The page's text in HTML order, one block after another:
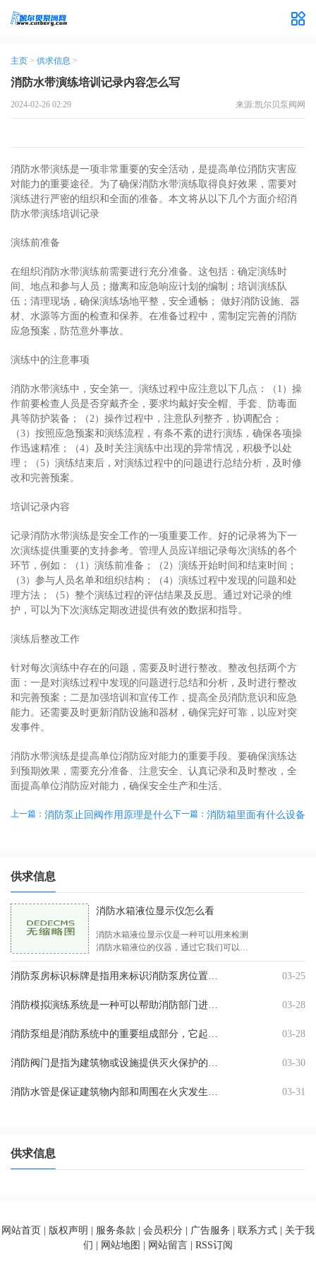
主页 > 供求信息 >
消防水带演练培训记录内容怎么写
2024-02-26 02:29 来源:凯尔贝泵阀网
消防水带演练是一项非常重要的安全活动，是提高单位消防灾害应
对能力的重要途径。为了确保消防水带演练取得良好效果，需要对
演练进行严密的组织和全面的准备。本文将从以下几个方面介绍消
防水带演练培训记录
演练前准备
在组织消防水带演练前需要进行充分准备。这包括：确定演练时
间、地点和参与人员；撤离和应急响应计划的编制；培训演练队
伍；清理现场，确保演练场地平整，安全通畅； 做好消防设施、器
材、水源等方面的检查和保养。在准备过程中，需制定完善的消防
应急预案，防范意外事故。
演练中的注意事项
消防水带演练中，安全第一。演练过程中应注意以下几点：（1）操
作前要检查人员是否穿戴齐全，要求均戴好安全帽、手套、防毒面
具等防护装备；（2）操作过程中，注意队列整齐，协调配合；
（3）按照应急预案和演练流程，有条不紊的进行演练，确保各项操
作迅速精准；（4）及时关注演练中出现的异常情况，积极予以处
理；（5）演练结束后，对演练过程中的问题进行总结分析，及时修
改和完善预案。
培训记录内容
记录消防水带演练是安全工作的一项重要工作。好的记录将为下一
次演练提供重要的支持参考。管理人员应详细记录每次演练的各个
环节，例如：（1）演练前准备；（2）演练开始时间和结束时间；
（3）参与人员名单和组织结构；（4）演练过程中发现的问题和处
理方法；（5）整个演练过程的评估结果及反思。通过对记录的维
护，可以为下次演练定期改进提供有效的数据和指导。
演练后整改工作
针对每次演练中存在的问题，需要及时进行整改。整改包括两个方
面：一是对演练过程中发现的问题进行总结和分析，及时进行整改
和完善预案；二是加强培训和宣传工作，提高全员消防意识和应急
能力。还需要及时更新消防设施和器材，确保完好可靠，以应对突
发事件。
消防水带演练是提高单位消防应对能力的重要手段。要确保演练达
到预期效果，需要充分准备、注意安全、认真记录和及时整改，全
面提高单位消防应对能力，确保安全生产和生活。
上一篇： 消防泵止回阀作用原理是什么下一篇： 消防箱里面有什么设备
供求信息
消防水箱液位显示仪怎么看
消防水箱液位显示仪是一种可以用来检测
消防水箱液位的仪器，通过它我们可以及
消防系统正常运行。那么在具体使用过程
消防泵房标识标牌是指用来标识消防泵房位置、功能、类型和管辖单位等信息的标牌。因为消防泵房的作用非常重要，所以标识标牌的设置必不可少，这样可以提高消防泵房的可识别性 03-25
消防模拟演练系统是一种可以帮助消防部门进行火灾模拟演练的技术系统。该系统可以模拟各种不同的火灾场景，包括室内火灾、工业火灾、电器火灾等等。消防模拟演练系统可以模拟 03-28
消防泵组是消防系统中的重要组成部分，它起着灭火救援的关键作用。常规的消防泵组需要经过定期的检查和维护，以确保其正常运转和可靠性。本文将重点介绍消防泵组功能检查的方 03-28
消防阀门是指为建筑物或设施提供灭火保护的关键组成部分。它能切断一栋建筑的水源，防止火势蔓延。消防阀门的种类繁多，每种类型的阀门都标有不同的型号和名称。我们将详细介 03-30
消防水管是保证建筑物内部和周围在火灾发生时能够提供足够的水压和水量的装置。在实施消防安全管理中，消防水管的安装是重中之重，它对于火灾的扑灭亦或是事故的发生有着极其 03-31
供求信息
网站首页 | 版权声明 | 服务条款 | 会员积分 | 广告服务 | 联系方式 | 关于我
们 | 网站地图 | 网站留言 | RSS订阅